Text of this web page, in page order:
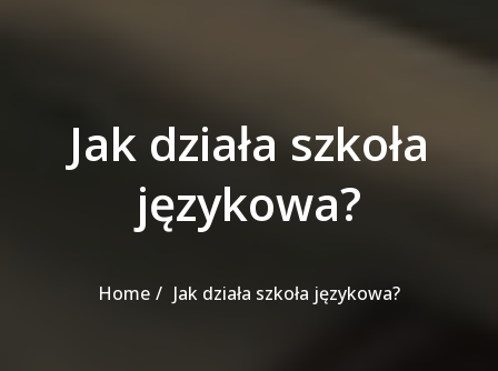
Jak działa szkoła
językowa?
Home Jak działa szkoła językowa?